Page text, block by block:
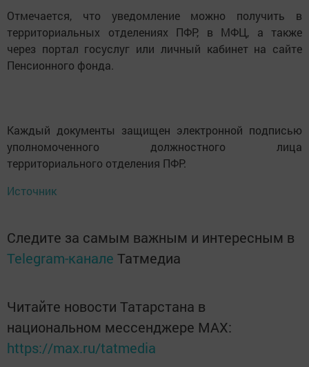
Отмечается, что уведомление можно получить в
территориальных отделениях ПФР, в МФЦ, а также
через портал госуслуг или личный кабинет на сайте
Пенсионного фонда.
Каждый документы защищен электронной подписью
уполномоченного должностного лица
территориального отделения ПФР.
Источник
Следите за самым важным и интересным в
Telegram-канале Татмедиа
Читайте новости Татарстана в
национальном мессенджере MАХ:
https://max.ru/tatmedia